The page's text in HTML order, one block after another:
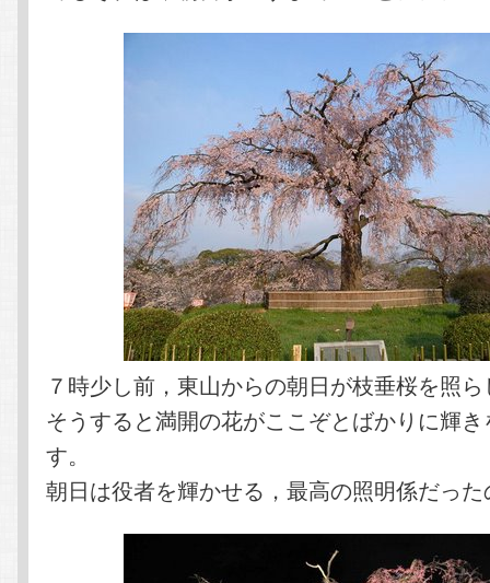
７時少し前，東山からの朝日が枝垂桜を照
そうすると満開の花がここぞとばかりに輝
す。
朝日は役者を輝かせる，最高の照明係だっ